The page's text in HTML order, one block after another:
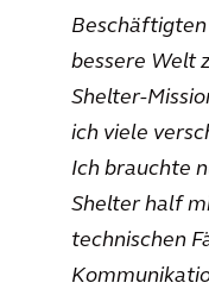
bessere Welt
Shelter-
ich viele
Ich brauchte
Shelter half
technischen